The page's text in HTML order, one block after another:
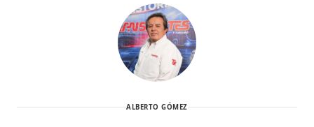
ALBERTO GÓMEZ